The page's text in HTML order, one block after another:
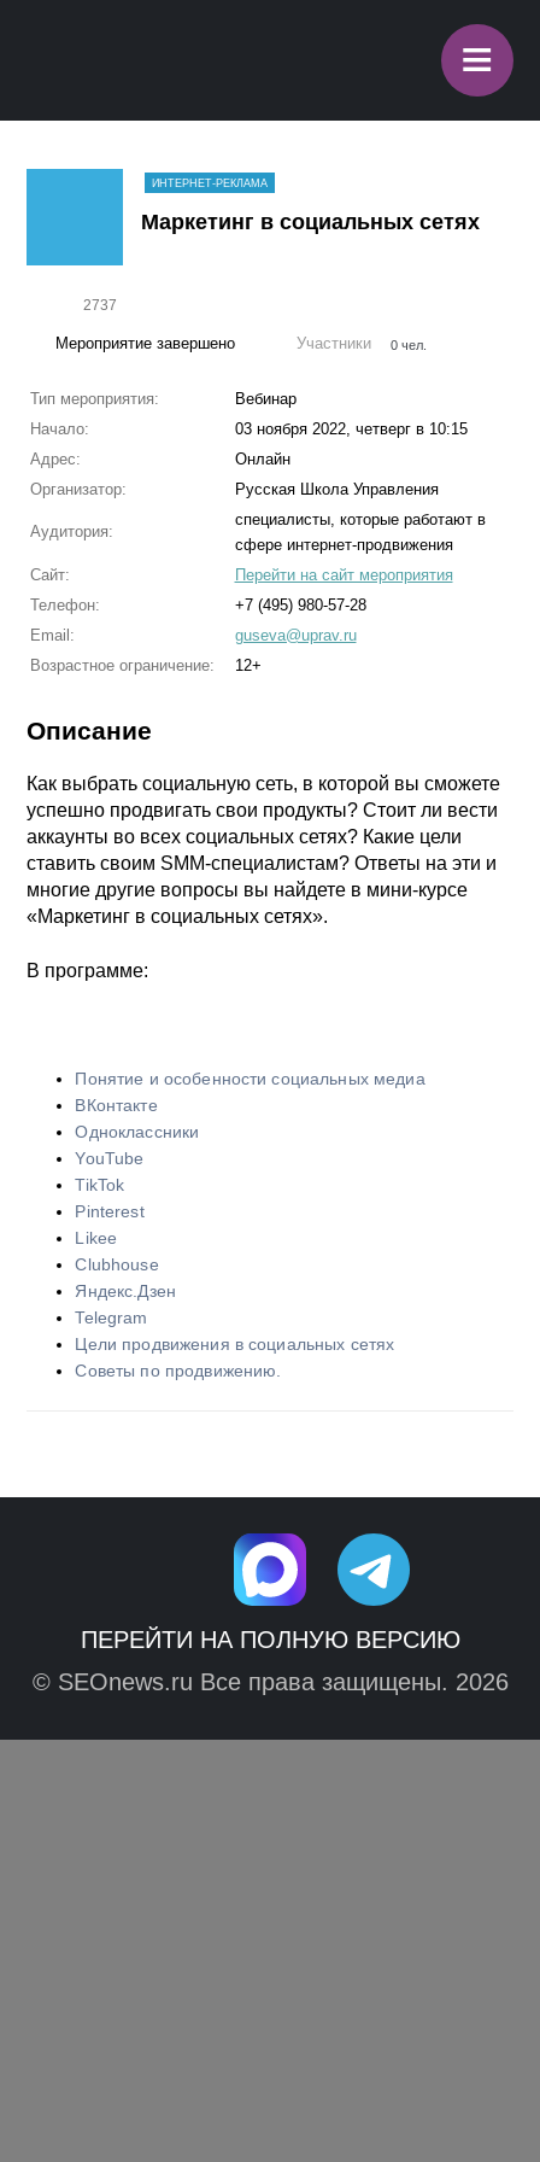
≡
ИНТЕРНЕТ-РЕКЛАМА
Маркетинг в социальных сетях
2737
Мероприятие завершено Участники 0 чел.
Тип мероприятия:
Вебинар
Начало:
03 ноября 2022, четверг в 10:15
Адрес:
Онлайн
Организатор:
Русская Школа Управления
Аудитория:
специалисты, которые работают в
сфере интернет-продвижения
Сайт:
Перейти на сайт мероприятия
Телефон:
+7 (495) 980-57-28
Email:
guseva@uprav.ru
Возрастное ограничение:
12+
Описание
Как выбрать социальную сеть, в которой вы сможете
успешно продвигать свои продукты? Стоит ли вести
аккаунты во всех социальных сетях? Какие цели
ставить своим SMM-специалистам? Ответы на эти и
многие другие вопросы вы найдете в мини-курсе
«Маркетинг в социальных сетях».
В программе:
Понятие и особенности социальных медиа
ВКонтакте
Одноклассники
YouTube
TikTok
Pinterest
Likee
Clubhouse
Яндекс.Дзен
Telegram
Цели продвижения в социальных сетях
Советы по продвижению.
ПЕРЕЙТИ НА ПОЛНУЮ ВЕРСИЮ
© SEOnews.ru Все права защищены. 2026